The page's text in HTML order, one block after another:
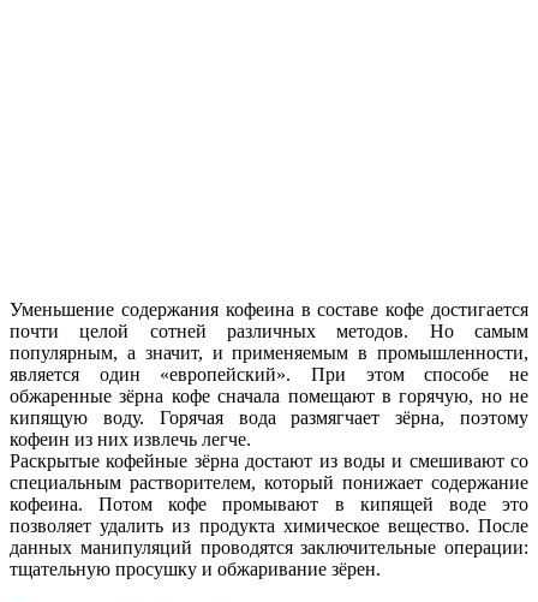
Уменьшение содержания кофеина в составе кофе достигается
почти целой сотней различных методов. Но самым
популярным, а значит, и применяемым в промышленности,
является один «европейский». При этом способе не
обжаренные зёрна кофе сначала помещают в горячую, но не
кипящую воду. Горячая вода размягчает зёрна, поэтому
кофеин из них извлечь легче.
Раскрытые кофейные зёрна достают из воды и смешивают со
специальным растворителем, который понижает содержание
кофеина. Потом кофе промывают в кипящей воде это
позволяет удалить из продукта химическое вещество. После
данных манипуляций проводятся заключительные операции:
тщательную просушку и обжаривание зёрен.